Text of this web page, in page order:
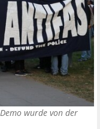
wurde von der